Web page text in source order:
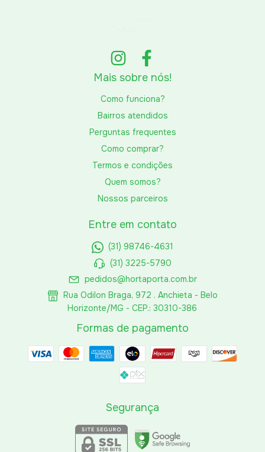
Mais sobre nós!
Como funciona?
Bairros atendidos
Perguntas frequentes
Como comprar?
Termos e condições
Quem somos?
Nossos parceiros
Entre em contato
(31) 98746-4631
(31) 3225-5790
pedidos@hortaporta.com.br
Rua Odilon Braga, 972 . Anchieta - Belo
Horizonte/MG - CEP.: 30310-386
Formas de pagamento
Segurança